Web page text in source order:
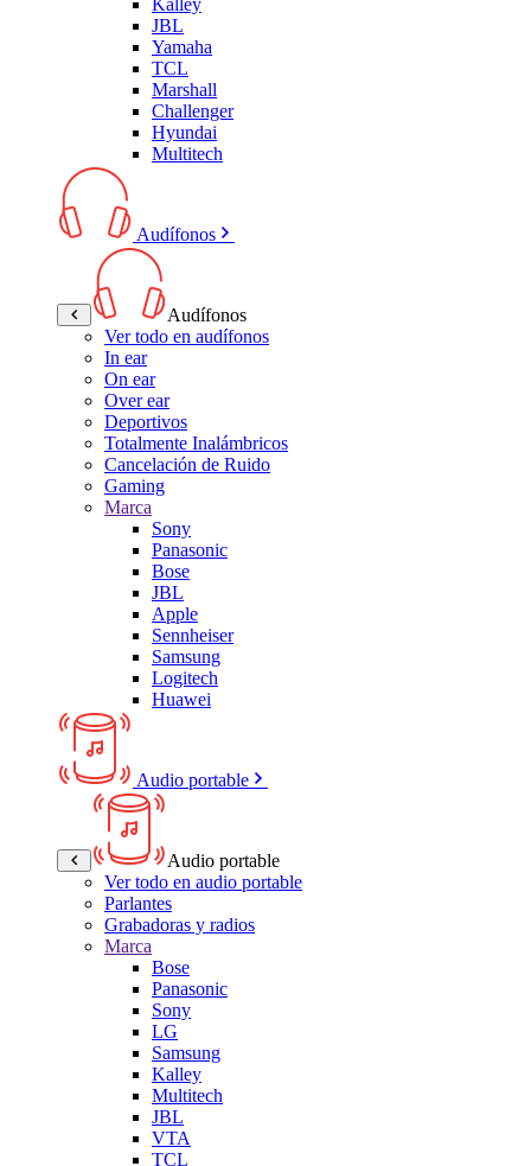
JBL
Yamaha
TCL
Marshall
Challenger
Hyundai
Multitech
Audífonos
Audífonos
Ver todo en audífonos
In ear
On ear
Over ear
Deportivos
Totalmente Inalámbricos
Cancelación de Ruido
Gaming
Marca
Sony
Panasonic
Bose
JBL
Apple
Sennheiser
Samsung
Logitech
Huawei
Audio portable
Audio portable
Ver todo en audio portable
Parlantes
Grabadoras y radios
Marca
Bose
Panasonic
Sony
LG
Samsung
Kalley
Multitech
JBL
VTA
TCL